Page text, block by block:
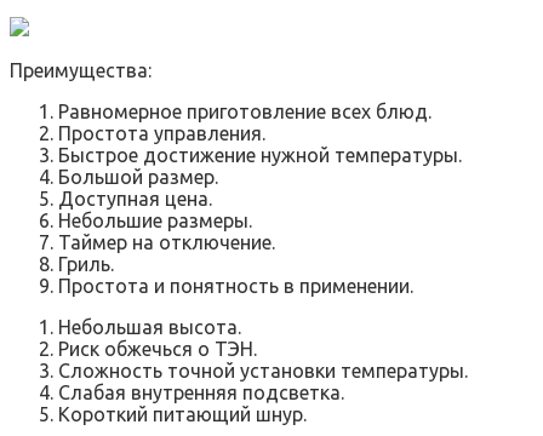
Преимущества:
Равномерное приготовление всех блюд.
Простота управления.
Быстрое достижение нужной температуры.
Большой размер.
Доступная цена.
Небольшие размеры.
Таймер на отключение.
Гриль.
Простота и понятность в применении.
Небольшая высота.
Риск обжечься о ТЭН.
Сложность точной установки температуры.
Слабая внутренняя подсветка.
Короткий питающий шнур.